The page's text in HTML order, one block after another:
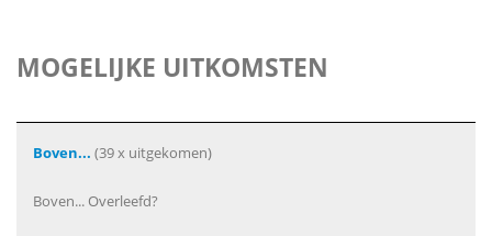
MOGELIJKE UITKOMSTEN
Boven... (39 x uitgekomen)
Boven... Overleefd?